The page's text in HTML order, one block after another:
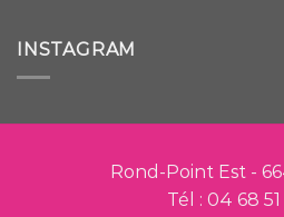
INSTAGRAM
Rond-Point Est -
Tél : 04 68